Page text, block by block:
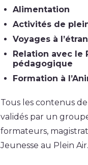
Alimentation
Activités de
Voyages à
Relation avec le
pédagogique
Formation à
Tous les contenus
validés par un
formateurs,
Jeunesse au Plein Air.